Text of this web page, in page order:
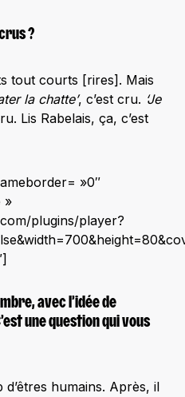
?
tout courts [rires]. Mais
la chatte’, c’est cru. ‘Je
Lis Rabelais, ça, c’est
»0″
»
plugins/player?
avec l’idée de
une question qui vous
humains. Après, il